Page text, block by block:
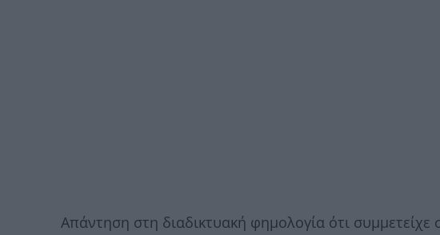
Απάντηση στη διαδικτυακή φημολογία ότι